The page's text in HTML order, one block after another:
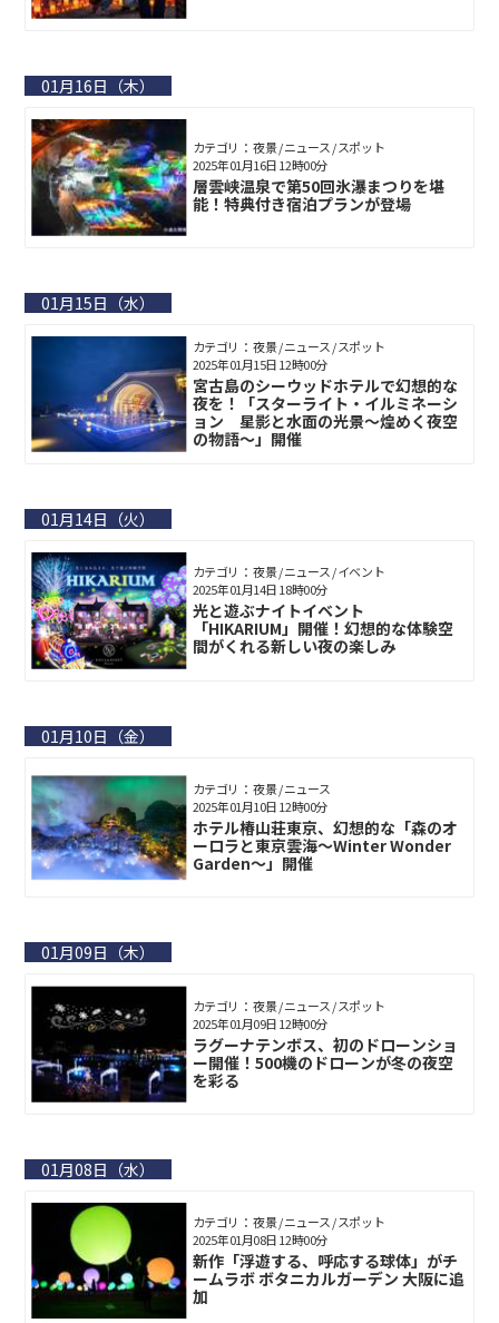
01月16日（木）
カテゴリ： 夜景 / ニュース / スポット
層雲峡温泉で第50回氷瀑まつりを堪
能！特典付き宿泊プランが登場
2025年01月16日 12時00分
01月15日（水）
カテゴリ： 夜景 / ニュース / スポット
宮古島のシーウッドホテルで幻想的な
夜を！「スターライト・イルミネーシ
ョン 星影と水面の光景～煌めく夜空
の物語〜」開催
2025年01月15日 12時00分
01月14日（火）
カテゴリ： 夜景 / ニュース / イベント
光と遊ぶナイトイベント
「HIKARIUM」開催！幻想的な体験空
間がくれる新しい夜の楽しみ
2025年01月14日 18時00分
01月10日（金）
カテゴリ： 夜景 / ニュース
ホテル椿山荘東京、幻想的な「森のオ
ーロラと東京雲海～Winter Wonder
Garden～」開催
2025年01月10日 12時00分
01月09日（木）
カテゴリ： 夜景 / ニュース / スポット
ラグーナテンボス、初のドローンショ
ー開催！500機のドローンが冬の夜空
を彩る
2025年01月09日 12時00分
01月08日（水）
カテゴリ： 夜景 / ニュース / スポット
新作「浮遊する、呼応する球体」がチ
ームラボ ボタニカルガーデン 大阪に追
加
2025年01月08日 12時00分